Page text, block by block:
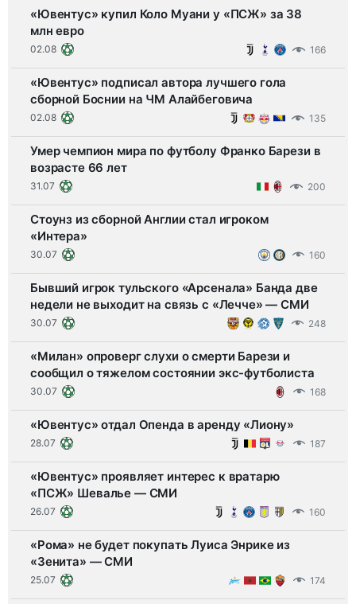
«Ювентус» купил Коло Муани у «ПСЖ» за 38
млн евро
02.08 166
«Ювентус» подписал автора лучшего гола
сборной Боснии на ЧМ Алайбеговича
02.08 135
Умер чемпион мира по футболу Франко Барези в
возрасте 66 лет
31.07 200
Стоунз из сборной Англии стал игроком
«Интера»
30.07 160
Бывший игрок тульского «Арсенала» Банда две
недели не выходит на связь с «Лечче» — СМИ
30.07 248
«Милан» опроверг слухи о смерти Барези и
сообщил о тяжелом состоянии экс-футболиста
30.07 168
«Ювентус» отдал Опенда в аренду «Лиону»
28.07 187
«Ювентус» проявляет интерес к вратарю
«ПСЖ» Шевалье — СМИ
26.07 160
«Рома» не будет покупать Луиса Энрике из
«Зенита» — СМИ
25.07 174